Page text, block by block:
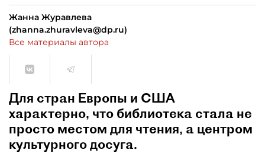
Жанна Журавлева
(zhanna.zhuravleva@dp.ru)
Все материалы автора
Для стран Европы и США
характерно, что библиотека стала не
просто местом для чтения, а центром
культурного досуга.